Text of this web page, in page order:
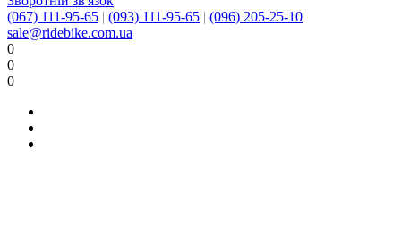
(067) 111-95-65 | (093) 111-95-65 | (096) 205-25-10
sale@ridebike.com.ua
0
0
0